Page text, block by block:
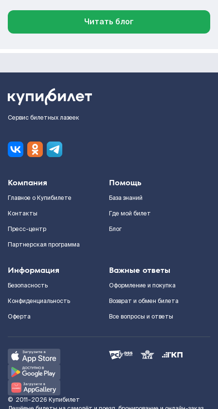
Читать блог
Сервис билетных лазеек
Компания
Главное о Купибилете
Контакты
Пресс-центр
Партнерская программа
Помощь
База знаний
Где мой билет
Блог
Информация
Безопасность
Конфиденциальность
Оферта
Важные ответы
Оформление и покупка
Возврат и обмен билета
Все вопросы и ответы
© 2011–2026 Купибилет